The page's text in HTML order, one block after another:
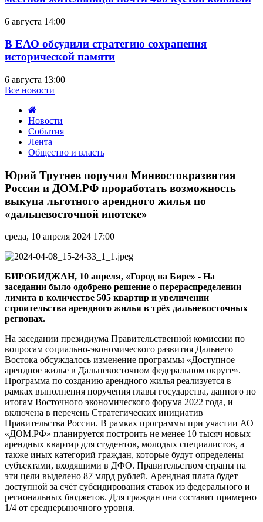
6 августа 14:00
В ЕАО обсудили стратегию сохранения
исторической памяти
6 августа 13:00
Все новости
Новости
События
Лента
Общество и власть
Трутнев
поручил
Минвостокразвития
России
и
проработать
выкупа
арендного
жилья
по
«дальневосточной
ипотеке»
Юрий Трутнев поручил Минвостокразвития
России и ДОМ.РФ проработать возможность
выкупа льготного арендного жилья по
«дальневосточной ипотеке»
среда, 10 апреля 2024 17:00
БИРОБИДЖАН, 10 апреля, «Город на Бире» - На
заседании было одобрено решение о перераспределении
лимита в количестве 505 квартир и увеличении
строительства арендного жилья в трёх дальневосточных
регионах.
На заседании президиума Правительственной комиссии по
вопросам социально-экономического развития Дальнего
Востока обсуждалось изменение программы «Доступное
арендное жилье в Дальневосточном федеральном округе».
Программа по созданию арендного жилья реализуется в
рамках выполнения поручения главы государства, данного по
итогам Восточного экономического форума 2022 года, и
включена в перечень Стратегических инициатив
Правительства России. В рамках программы при участии АО
«ДОМ.РФ» планируется построить не менее 10 тысяч новых
арендных квартир для студентов, молодых специалистов, а
также иных категорий граждан, которые будут определены
субъектами, входящими в ДФО. Правительством страны на
эти цели выделено 87 млрд рублей. Арендная плата будет
доступной за счёт субсидирования ставок из федерального и
региональных бюджетов. Для граждан она составит примерно
1/4 от среднерыночного уровня.